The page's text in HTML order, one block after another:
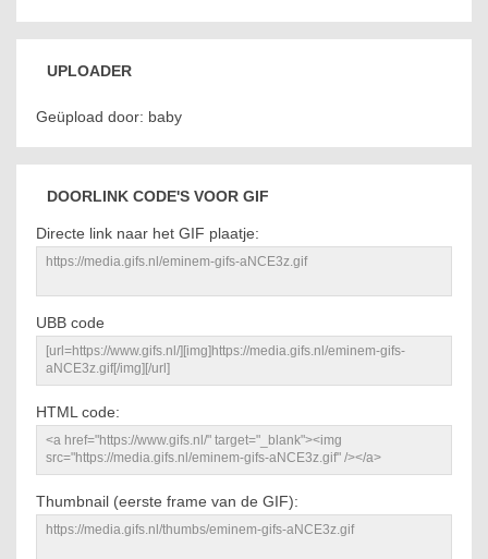
UPLOADER
Geüpload door: baby
DOORLINK CODE'S VOOR GIF
Directe link naar het GIF plaatje:
UBB code
HTML code:
Thumbnail (eerste frame van de GIF):